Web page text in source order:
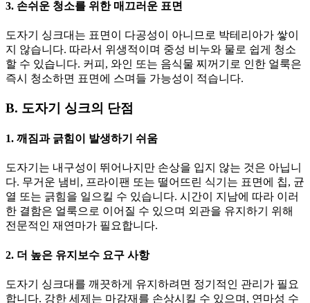
3. 손쉬운 청소를 위한 매끄러운 표면
도자기 싱크대는 표면이 다공성이 아니므로 박테리아가 쌓이
지 않습니다. 따라서 위생적이며 중성 비누와 물로 쉽게 청소
할 수 있습니다. 커피, 와인 또는 음식물 찌꺼기로 인한 얼룩은
즉시 청소하면 표면에 스며들 가능성이 적습니다.
B. 도자기 싱크의 단점
1. 깨짐과 긁힘이 발생하기 쉬움
도자기는 내구성이 뛰어나지만 손상을 입지 않는 것은 아닙니
다. 무거운 냄비, 프라이팬 또는 떨어뜨린 식기는 표면에 칩, 균
열 또는 긁힘을 일으킬 수 있습니다. 시간이 지남에 따라 이러
한 결함은 얼룩으로 이어질 수 있으며 외관을 유지하기 위해
전문적인 재연마가 필요합니다.
2. 더 높은 유지보수 요구 사항
도자기 싱크대를 깨끗하게 유지하려면 정기적인 관리가 필요
합니다. 강한 세제는 마감재를 손상시킬 수 있으며, 연마성 수